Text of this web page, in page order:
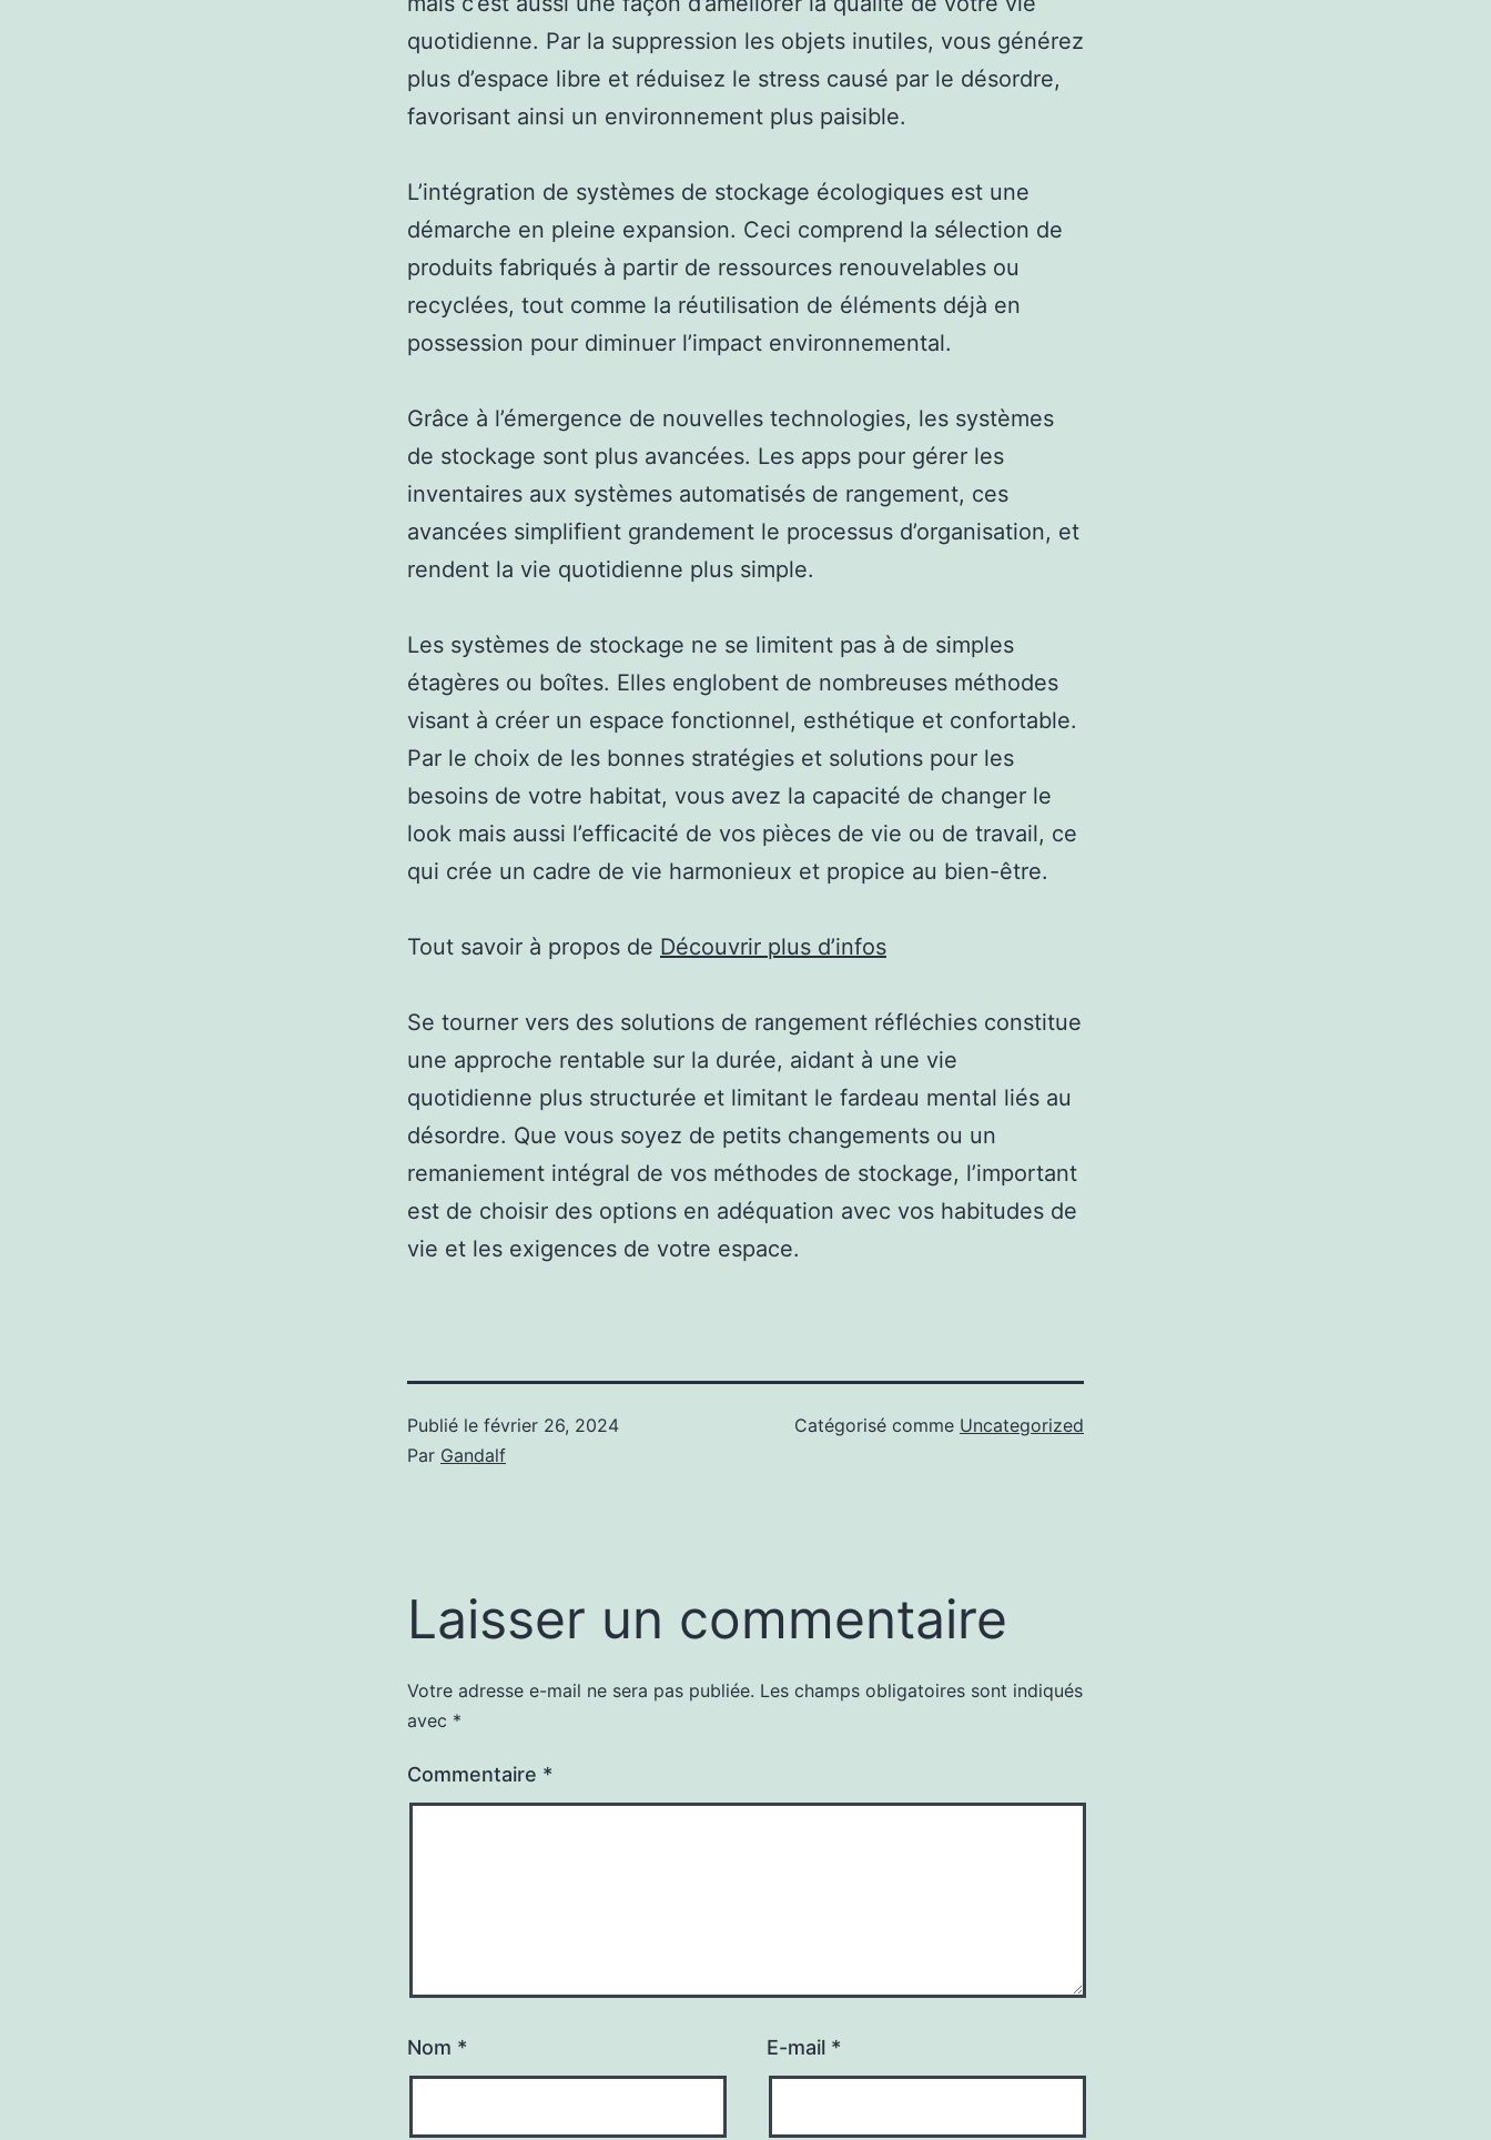
quotidienne. Par la suppression les objets inutiles, vous générez
plus d’espace libre et réduisez le stress causé par le désordre,
favorisant ainsi un environnement plus paisible.
L’intégration de systèmes de stockage écologiques est une
démarche en pleine expansion. Ceci comprend la sélection de
produits fabriqués à partir de ressources renouvelables ou
recyclées, tout comme la réutilisation de éléments déjà en
possession pour diminuer l’impact environnemental.
Grâce à l’émergence de nouvelles technologies, les systèmes
de stockage sont plus avancées. Les apps pour gérer les
inventaires aux systèmes automatisés de rangement, ces
avancées simplifient grandement le processus d’organisation, et
rendent la vie quotidienne plus simple.
Les systèmes de stockage ne se limitent pas à de simples
étagères ou boîtes. Elles englobent de nombreuses méthodes
visant à créer un espace fonctionnel, esthétique et confortable.
Par le choix de les bonnes stratégies et solutions pour les
besoins de votre habitat, vous avez la capacité de changer le
look mais aussi l’efficacité de vos pièces de vie ou de travail, ce
qui crée un cadre de vie harmonieux et propice au bien-être.
Tout savoir à propos de Découvrir plus d’infos
Se tourner vers des solutions de rangement réfléchies constitue
une approche rentable sur la durée, aidant à une vie
quotidienne plus structurée et limitant le fardeau mental liés au
désordre. Que vous soyez de petits changements ou un
remaniement intégral de vos méthodes de stockage, l’important
est de choisir des options en adéquation avec vos habitudes de
vie et les exigences de votre espace.
Publié le février 26, 2024
Par Gandalf
Catégorisé comme Uncategorized
Laisser un commentaire
Votre adresse e-mail ne sera pas publiée. Les champs obligatoires sont indiqués
avec *
Commentaire *
Nom * E-mail *